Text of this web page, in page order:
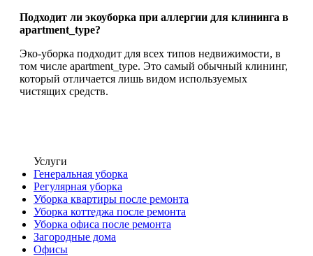
Подходит ли экоуборка при аллергии для клининга в
apartment_type?
Эко-уборка подходит для всех типов недвижимости, в
том числе apartment_type. Это самый обычный клининг,
который отличается лишь видом используемых
чистящих средств.
Услуги
Генеральная уборка
Регулярная уборка
Уборка квартиры после ремонта
Уборка коттеджа после ремонта
Уборка офиса после ремонта
Загородные дома
Офисы